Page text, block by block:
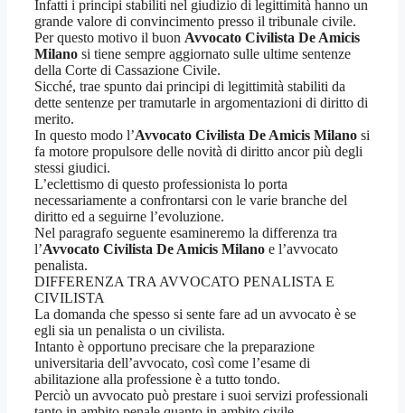
Infatti i principi stabiliti nel giudizio di legittimità hanno un
grande valore di convincimento presso il tribunale civile.
Per questo motivo il buon Avvocato Civilista De Amicis
Milano si tiene sempre aggiornato sulle ultime sentenze
della Corte di Cassazione Civile.
Sicché, trae spunto dai principi di legittimità stabiliti da
dette sentenze per tramutarle in argomentazioni di diritto di
merito.
In questo modo l’Avvocato Civilista De Amicis Milano si
fa motore propulsore delle novità di diritto ancor più degli
stessi giudici.
L’eclettismo di questo professionista lo porta
necessariamente a confrontarsi con le varie branche del
diritto ed a seguirne l’evoluzione.
Nel paragrafo seguente esamineremo la differenza tra
l’Avvocato Civilista De Amicis Milano e l’avvocato
penalista.
DIFFERENZA TRA AVVOCATO PENALISTA E
CIVILISTA
La domanda che spesso si sente fare ad un avvocato è se
egli sia un penalista o un civilista.
Intanto è opportuno precisare che la preparazione
universitaria dell’avvocato, così come l’esame di
abilitazione alla professione è a tutto tondo.
Perciò un avvocato può prestare i suoi servizi professionali